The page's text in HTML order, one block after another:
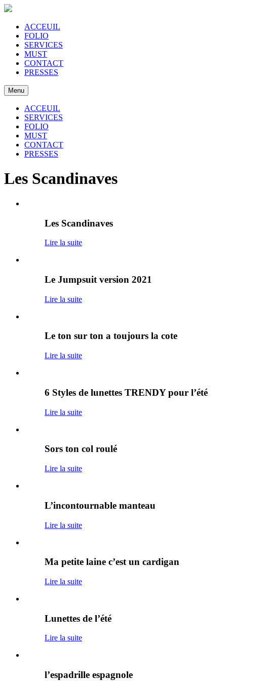
ACCEUIL
FOLIO
SERVICES
MUST
CONTACT
PRESSES
Menu
ACCEUIL
SERVICES
FOLIO
MUST
CONTACT
PRESSES
Les Scandinaves
Les Scandinaves
Lire la suite
Le Jumpsuit version 2021
Lire la suite
Le ton sur ton a toujours la cote
Lire la suite
6 Styles de lunettes TRENDY pour l’été
Lire la suite
Sors ton col roulé
Lire la suite
L’incontournable manteau
Lire la suite
Ma petite laine c’est un cardigan
Lire la suite
Lunettes de l’été
Lire la suite
l’espadrille espagnole